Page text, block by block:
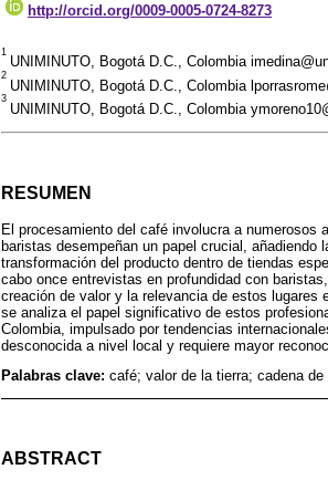
http://orcid.org/0009-0005-0724-8273
1
UNIMINUTO, Bogotá D.C., Colombia
2
UNIMINUTO, Bogotá D.C., Colombia
3
UNIMINUTO, Bogotá D.C., Colombia
RESUMEN
El procesamiento del café involucra a
baristas desempeñan un papel crucial,
transformación del producto dentro de tiendas
cabo once entrevistas en profundidad con
creación de valor y la relevancia de estos lugares
se analiza el papel significativo de estos
Colombia, impulsado por tendencias
desconocida a nivel local y requiere mayor
Palabras clave: café; valor de la tierra; cadena
ABSTRACT